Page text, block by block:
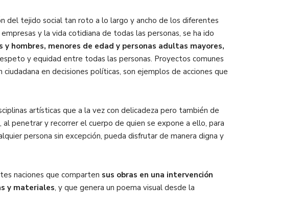
del tejido social tan roto a lo largo y ancho de los diferentes
y la vida cotidiana de todas las personas, se ha ido
hombres, menores de edad y personas adultas mayores,
y equidad entre todas las personas. Proyectos comunes
en decisiones políticas, son ejemplos de acciones que
artísticas que a la vez con delicadeza pero también de
penetrar y recorrer el cuerpo de quien se expone a ello, para
persona sin excepción, pueda disfrutar de manera digna y
naciones que comparten sus obras en una intervención
y materiales, y que genera un poema visual desde la